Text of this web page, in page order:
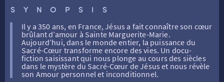
RETOUR
FILMS
THÉ CINÉ
RÉTRO VISION
ATELIERS PRATIQUES
LA SÉLECTION DES AMIS DU CINÉMA & LES FILMS
D’ACTUALITÉS
LES DISPOSITIFS NATIONAUX
HISTORIQUE
NOS SALLES
SYNOPSIS
Il y a 350 ans, en France, Jésus a fait connaître son cœur
brûlant d’amour à Sainte Marguerite-Marie.
Aujourd’hui, dans le monde entier, la puissance du
Sacré-Cœur transforme encore des vies. Un docu-
fiction saisissant qui nous plonge au cours des siècles
dans le mystère du Sacré-Cœur de Jésus et nous révèle
son Amour personnel et inconditionnel.